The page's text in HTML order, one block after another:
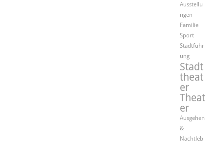
Ausstellu
ngen
Familie
Sport
Stadtführ
ung
Stadt
theat
er
Theat
er
Ausgehen
&
Nachtleb